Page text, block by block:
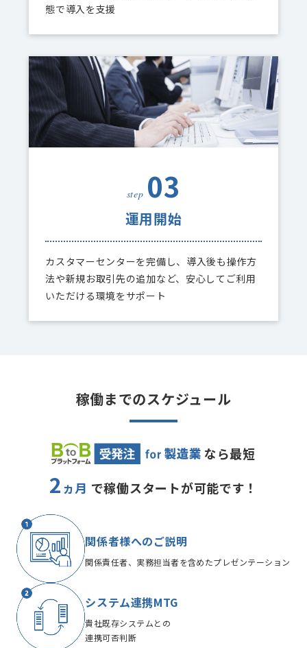
態で導入を支援
step 03
運用開始
カスタマーセンターを完備し、導入後も操作方
法や新規お取引先の追加など、安心してご利用
いただける環境をサポート
稼働までのスケジュール
なら最短
2 ヵ月 で稼働スタートが可能です！
関係者様へのご説明
関係責任者、実務担当者を含めたプレゼンテーション
システム連携MTG
貴社既存システムとの
連携可否判断